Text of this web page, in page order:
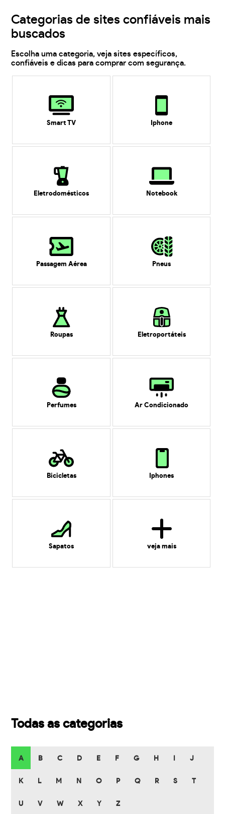
Categorias de sites confiáveis mais
buscados
Escolha uma categoria, veja sites específicos,
confiáveis e dicas para comprar com segurança.
Smart TV Iphone
Eletrodomésticos Notebook
Passagem Aérea Pneus
Roupas Eletroportáteis
Perfumes Ar Condicionado
Bicicletas Iphones
Sapatos veja mais
Todas as categorias
A B C D E F G H J
K L M N O P Q R S T
U V W X Y Z